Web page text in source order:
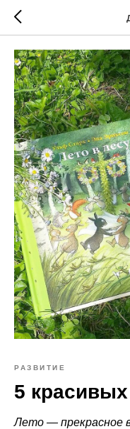
РАЗВИТИЕ
5 красивых
Лето — прекрасное